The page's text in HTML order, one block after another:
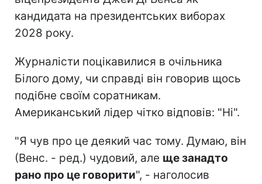
кандидата на президентських виборах
2028 року.
Журналісти поцікавилися в очільника
Білого дому, чи справді він говорив щось
подібне своїм соратникам.
Американський лідер чітко відповів: "Ні".
"Я чув про це деякий час тому. Думаю, він
(Венс. - ред.) чудовий, але ще занадто
рано про це говорити", - наголосив